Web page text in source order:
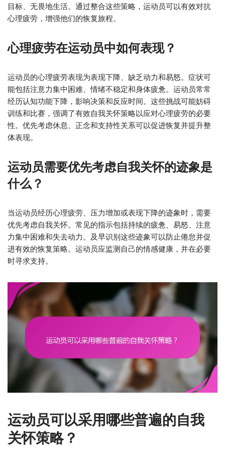
目标、无畏地生活。通过整合这些策略，运动员可以有效对抗
心理疲劳，增强他们的恢复旅程。
心理疲劳在运动员中如何表现？
运动员的心理疲劳表现为表现下降、缺乏动力和易怒。症状可
能包括注意力集中困难、情绪不稳定和身体疲惫。运动员常常
经历认知功能下降，影响决策和反应时间。这些挑战可能妨碍
训练和比赛，强调了有效自我关怀策略以应对心理疲劳的必要
性。优先考虑休息、正念和支持性关系可以促进恢复并提升整
体表现。
运动员需要优先考虑自我关怀的迹象是
什么？
当运动员经历心理疲劳、压力增加或表现下降的迹象时，需要
优先考虑自我关怀。常见的指示包括持续的疲惫、易怒、注意
力集中困难和失去动力。及早识别这些迹象可以防止倦怠并促
进有效的恢复策略。运动员应监测自己的情感健康，并在必要
时寻求支持。
运动员可以采用哪些普遍的自我
关怀策略？